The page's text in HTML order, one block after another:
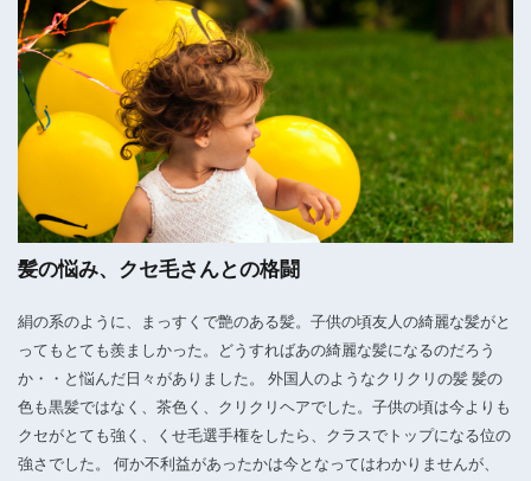
髪の悩み、クセ毛さんとの格闘
絹の系のように、まっすくで艶のある髪。子供の頃友人の綺麗な髪がと
ってもとても羨ましかった。どうすればあの綺麗な髪になるのだろう
か・・と悩んだ日々がありました。 外国人のようなクリクリの髪 髪の
色も黒髪ではなく、茶色く、クリクリヘアでした。子供の頃は今よりも
クセがとても強く、くせ毛選手権をしたら、クラスでトップになる位の
強さでした。 何か不利益があったかは今となってはわかりませんが、